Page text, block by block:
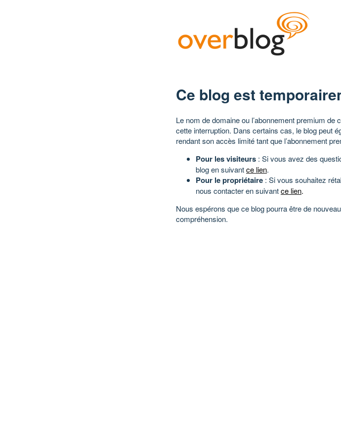
Ce blog est
Le nom de domaine ou l’abonnement premium de
cette interruption. Dans certains cas, le blog peut
rendant son accès limité tant que l’abonnement
Pour les visiteurs : Si vous avez des
blog en suivantce lien.
Pour le propriétaire : Si vous souhaitez
nous contacter en suivantce lien.
Nous espérons que ce blog pourra être de
compréhension.